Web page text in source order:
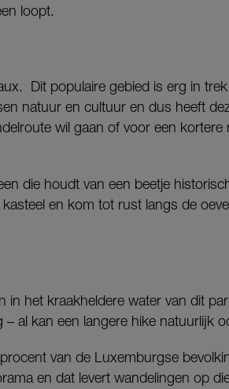
loopt.
Dit populaire gebied is erg in
natuur en cultuur en dus heeft
wil gaan of voor een kortere
die houdt van een beetje
en kom tot rust langs de
het kraakheldere water van dit
al kan een langere hike natuurlijk
van de Luxemburgse
en dat levert wandelingen op